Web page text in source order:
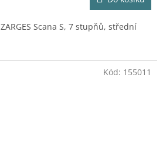
A
Scana S, 7 stupňů, střední
Kód: 155011